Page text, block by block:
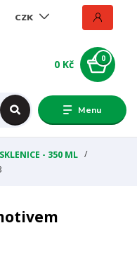
Menu
CZK
0
0 Kč
- 350 ML